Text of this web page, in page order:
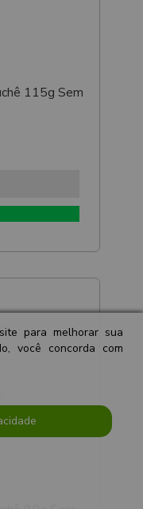
115g Sem
para melhorar sua
você concorda com